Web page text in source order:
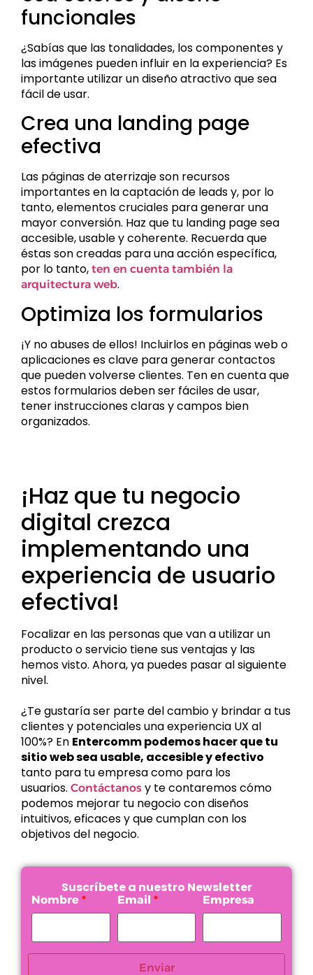
funcionales
¿Sabías que las tonalidades, los componentes y
las imágenes pueden influir en la experiencia? Es
importante utilizar un diseño atractivo que sea
fácil de usar.
Crea una landing page
efectiva
Las páginas de aterrizaje son recursos
importantes en la captación de leads y, por lo
tanto, elementos cruciales para generar una
mayor conversión. Haz que tu landing page sea
accesible, usable y coherente. Recuerda que
éstas son creadas para una acción específica,
por lo tanto, ten en cuenta también la
arquitectura web.
Optimiza los formularios
¡Y no abuses de ellos! Incluirlos en páginas web o
aplicaciones es clave para generar contactos
que pueden volverse clientes. Ten en cuenta que
estos formularios deben ser fáciles de usar,
tener instrucciones claras y campos bien
organizados.
¡Haz que tu negocio
digital crezca
implementando una
experiencia de usuario
efectiva!
Focalizar en las personas que van a utilizar un
producto o servicio tiene sus ventajas y las
hemos visto. Ahora, ya puedes pasar al siguiente
nivel.
¿Te gustaría ser parte del cambio y brindar a tus
clientes y potenciales una experiencia UX al
100%? En Entercomm podemos hacer que tu
sitio web sea usable, accesible y efectivo
tanto para tu empresa como para los
usuarios. Contáctanos y te contaremos cómo
podemos mejorar tu negocio con diseños
intuitivos, eficaces y que cumplan con los
objetivos del negocio.
Suscríbete a nuestro Newsletter
Nombre Email Empresa
Enviar